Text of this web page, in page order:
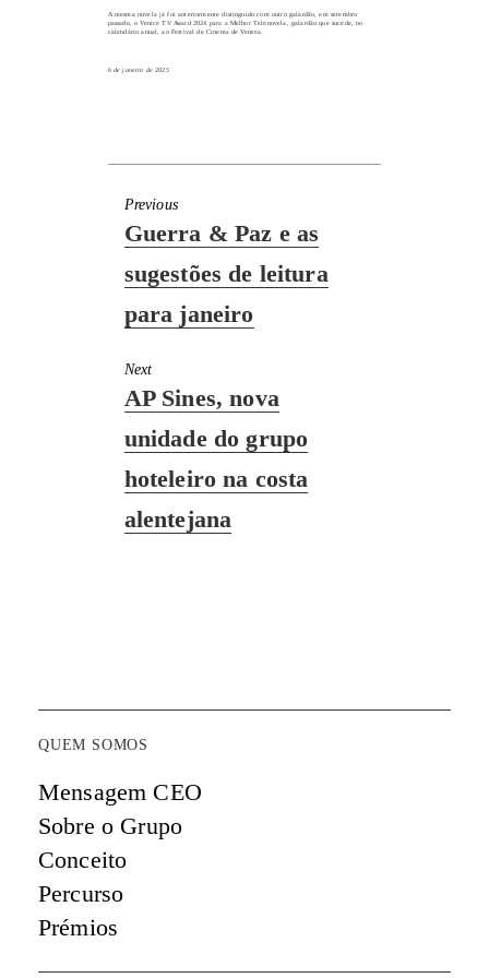
A mesma novela já foi anteriormente distinguido com outro galardão, em setembro
passado, o Venice TV Award 2024 para a Melhor Telenovela,
galardão que sucede, no
calendário anual, ao Festival de Cinema de Veneza
6 de janeiro de 2025
Previous
Previous
Guerra & Paz e as
sugestões de leitura
para janeiro
Next
Next
AP Sines, nova
unidade do grupo
hoteleiro na costa
alentejana
QUEM SOMOS
Mensagem CEO
Sobre o Grupo
Conceito
Percurso
Prémios